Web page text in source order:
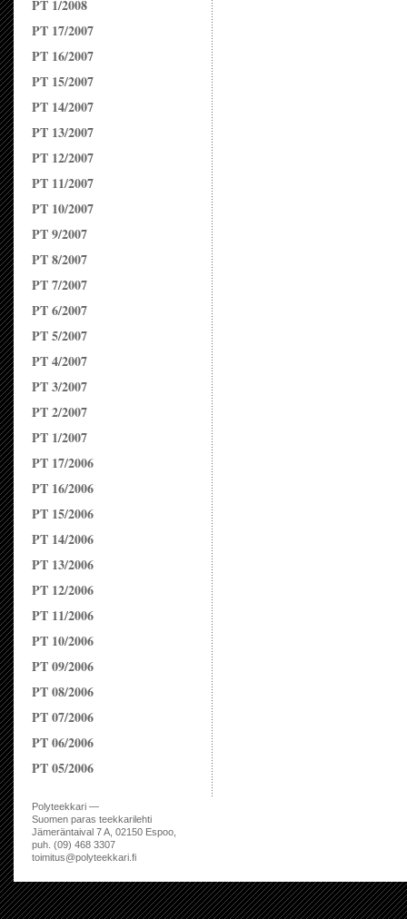
PT 1/2008
PT 17/2007
PT 16/2007
PT 15/2007
PT 14/2007
PT 13/2007
PT 12/2007
PT 11/2007
PT 10/2007
PT 9/2007
PT 8/2007
PT 7/2007
PT 6/2007
PT 5/2007
PT 4/2007
PT 3/2007
PT 2/2007
PT 1/2007
PT 17/2006
PT 16/2006
PT 15/2006
PT 14/2006
PT 13/2006
PT 12/2006
PT 11/2006
PT 10/2006
PT 09/2006
PT 08/2006
PT 07/2006
PT 06/2006
PT 05/2006
Polyteekkari —
Suomen paras teekkarilehti
Jämeräntaival 7 A, 02150 Espoo,
puh. (09) 468 3307
toimitus@polyteekkari.fi